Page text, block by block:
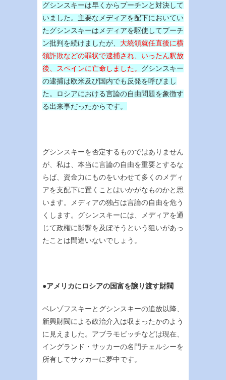
グシンスキーは早くからプーチンと対決して
いました。主要なメディアを配下においてい
たグシンスキーはメディアを駆使してプーチ
ン批判を続けましたが、 大統領就任直後に横
領詐欺などの罪状で逮捕され、いったん釈放
後、スペインに亡命しました。 グシンスキー
の逮捕は欧米及び国内でも反発を呼びまし
た。ロシアにおける言論の自由問題を象徴す
る出来事だったからです。
グシンスキーを否定するものではありません
が、私は、本当に言論の自由を重要とするな
らば、資金力にものをいわせて多くのメディ
アを支配下に置くことはいかがなものかと思
います。メディアの独占は言論の自由を危う
くします。グシンスキーには、メディアを通
じて政権に影響を及ぼそうという狙いがあっ
たことは間違いないでしょう。
●アメリカにロシアの国富を譲り渡す財閥
ベレゾフスキーとグシンスキーの追放以降、
新興財閥による政治介入は収まったかのよう
に見えました。アブラモビッチなどは現在、
イングランド・サッカーの名門チェルシーを
所有してサッカーに夢中です。